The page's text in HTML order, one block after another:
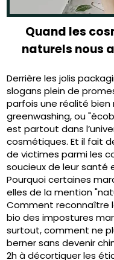
Quand les
naturels nous
Derrière les jolis
slogans plein de
parfois une réalité bien
greenwashing, ou
est partout dans
cosmétiques. Et il fait
de victimes parmi les
soucieux de leur santé
Pourquoi certaines
elles de la mention
Comment reconnaître
bio des impostures
surtout, comment ne
berner sans devenir
2h à décortiquer les